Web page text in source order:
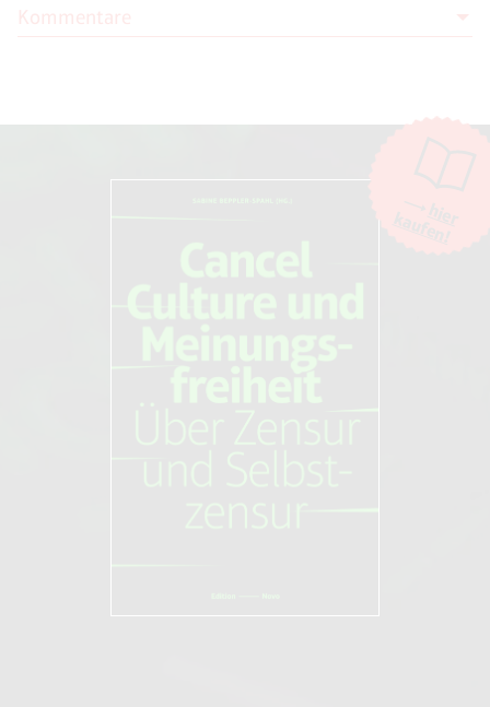
Kommentare und Diskussionen sind willkommen, Beschimpfungen /